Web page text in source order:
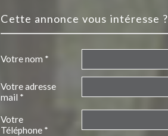
cette annonce vous intéresse ?
Votre nom *
Votre adresse
mail *
Votre
Téléphone *